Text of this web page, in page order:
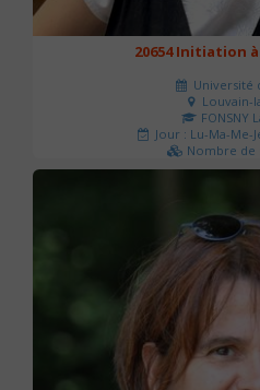
20654 Initiation
Université
Louvain-
FONSNY
Jour : Lu-Ma-Me-
Nombre de